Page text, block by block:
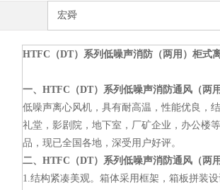
宏舜
HTFC（DT）系列低噪声消防（两用）柜式
一、HTFC（DT）系列低噪声消防通风（两
低噪声离心风机，具有耐高温，性能优良，
礼堂，影剧院，地下室，厂矿企业，办公楼
品，现已全国各地，深受用户好评。
二、HTFC（DT）系列低噪声消防通风（两
1.结构紧凑美观。箱体采用框架，箱板拼装